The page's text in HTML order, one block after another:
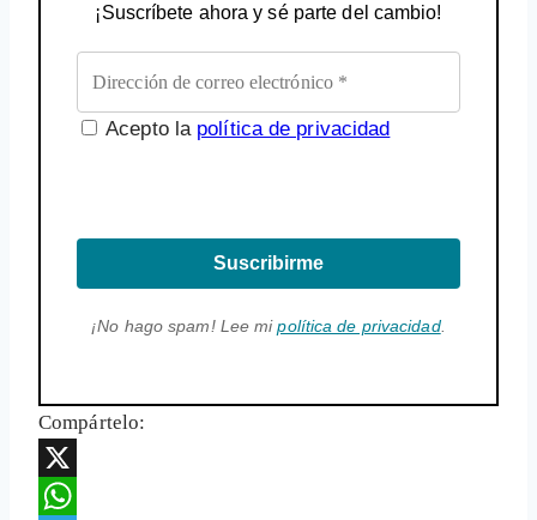
¡Suscríbete ahora y sé parte del cambio!
Acepto la política de privacidad
Suscribirme
¡No hago spam! Lee mipolítica de privacidad.
Compártelo:
X